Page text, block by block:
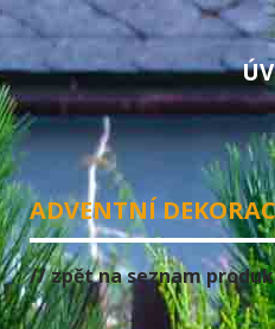
ADVENTNÍ
// zpět na seznam